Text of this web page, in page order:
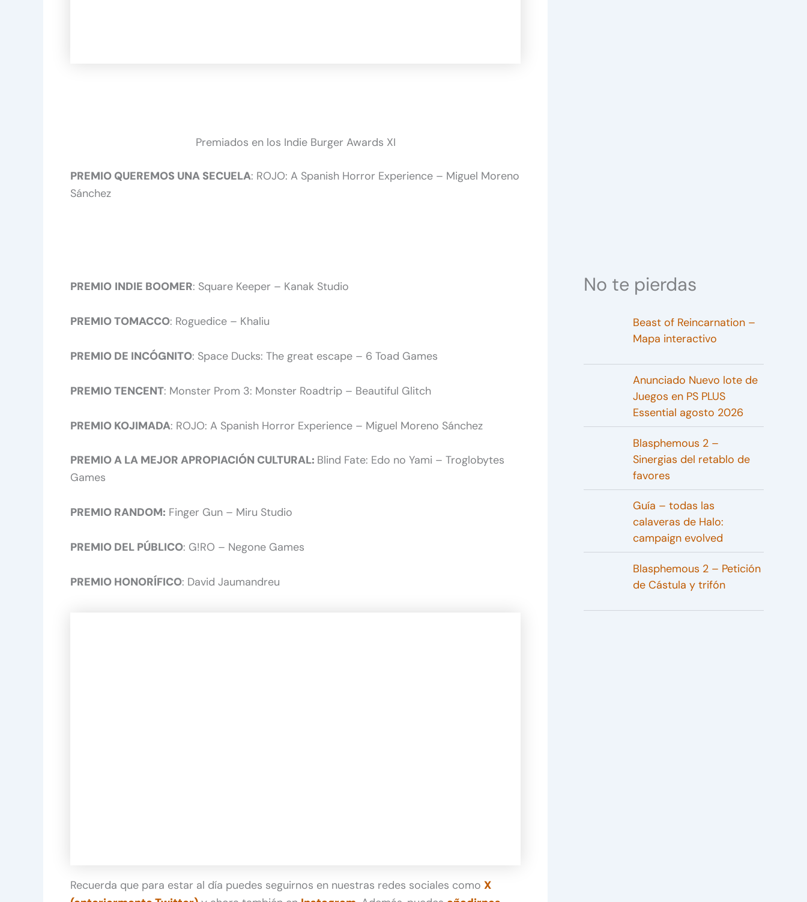
Premiados en los Indie Burger Awards XI
PREMIO QUEREMOS UNA SECUELA: ROJO: A Spanish Horror Experience – Miguel Moreno
Sánchez
PREMIO INDIE BOOMER: Square Keeper – Kanak Studio
PREMIO TOMACCO: Roguedice – Khaliu
PREMIO DE INCÓGNITO: Space Ducks: The great escape – 6 Toad Games
PREMIO TENCENT: Monster Prom 3: Monster Roadtrip – Beautiful Glitch
PREMIO KOJIMADA: ROJO: A Spanish Horror Experience – Miguel Moreno Sánchez
PREMIO A LA MEJOR APROPIACIÓN CULTURAL: Blind Fate: Edo no Yami – Troglobytes
Games
PREMIO RANDOM: Finger Gun – Miru Studio
PREMIO DEL PÚBLICO: G!RO – Negone Games
PREMIO HONORÍFICO: David Jaumandreu
Recuerda que para estar al día puedes seguirnos en nuestras redes sociales como X
No te pierdas
Beast of Reincarnation –
Mapa interactivo
Anunciado Nuevo lote de
Juegos en PS PLUS
Essential agosto 2026
Blasphemous 2 –
Sinergias del retablo de
favores
Guía – todas las
calaveras de Halo:
campaign evolved
Blasphemous 2 – Petición
de Cástula y trifón